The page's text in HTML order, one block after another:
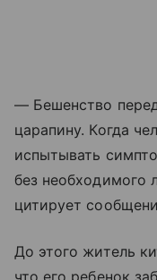
— Бешенство
царапину. Когда
испытывать
без необходимого
цитирует
До этого житель
что его ребенок